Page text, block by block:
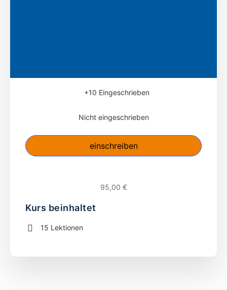
+10 Eingeschrieben
Nicht eingeschrieben
95,00 €
Kurs beinhaltet
15 Lektionen